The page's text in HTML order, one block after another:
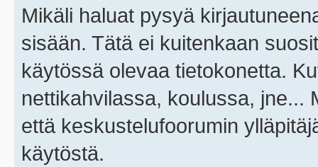
Mikäli haluat pysyä
sisään. Tätä ei kuitenkaan
käytössä olevaa tietokonetta.
nettikahvilassa, koulussa, jne...
että keskustelufoorumin
käytöstä.